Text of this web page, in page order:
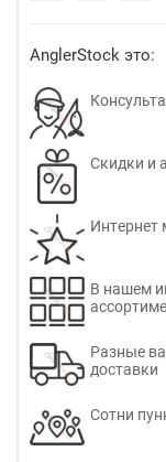
AnglerStock это:
Скидки и
Интернет
В нашем
Разные
доставки
Сотни